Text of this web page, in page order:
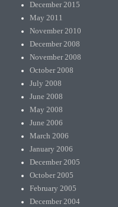
December 2015
May 2011
November 2010
December 2008
November 2008
October 2008
July 2008
June 2008
May 2008
June 2006
March 2006
January 2006
December 2005
October 2005
February 2005
December 2004